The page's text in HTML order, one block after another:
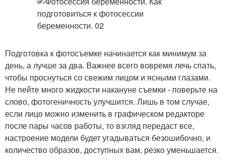
Подготовка к фотосъемке начинается как минимум за
день, а лучше за два. Важнее всего вовремя лечь спать,
чтобы проснуться со свежим лицом и ясными глазами.
Не пейте много жидкости накануне съемки - поверьте на
слово, фотогеничность улучшится. Лишь в том случае,
если лицо можно изменить в графическом редакторе
после пары часов работы, то взгляд передаст все,
настроение модели будет угадываться безошибочно, и
количество образов, доступных вам, резко уменьшается.